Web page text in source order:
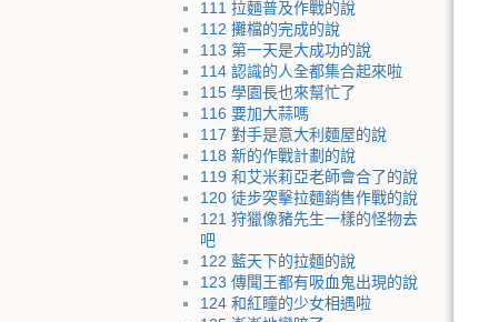
111 拉麵普及作戰的說
112 攤檔的完成的說
113 第一天是大成功的說
114 認識的人全都集合起來啦
115 學園長也來幫忙了
116 要加大蒜嗎
117 對手是意大利麵屋的說
118 新的作戰計劃的說
119 和艾米莉亞老師會合了的說
120 徒步突擊拉麵銷售作戰的說
121 狩獵像豬先生一樣的怪物去
吧
122 藍天下的拉麵的說
123 傳聞王都有吸血鬼出現的說
124 和紅瞳的少女相遇啦